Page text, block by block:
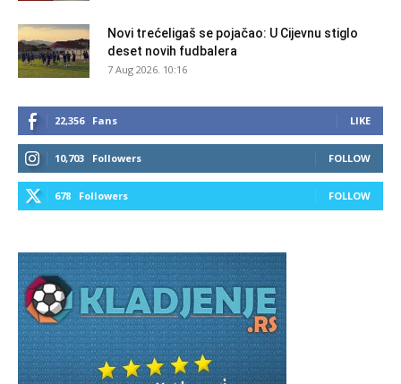
Novi trećeligaš se pojačao: U Cijevnu stiglo
deset novih fudbalera
7 Aug 2026. 10:16
22,356 Fans LIKE
10,703 Followers FOLLOW
678 Followers FOLLOW